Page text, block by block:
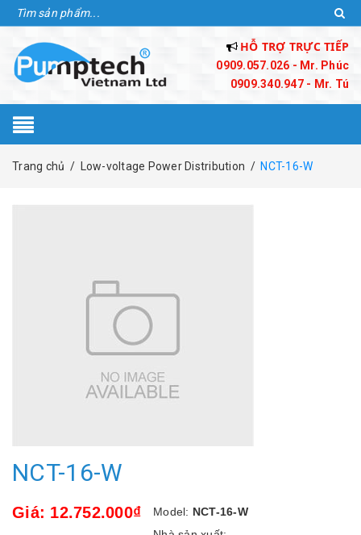
HỖ TRỢ TRỰC TIẾP
0909.057.026 - Mr. Phúc
0909.340.947 - Mr. Tú
Trang chủ / Low-voltage Power Distribution / NCT-16-W
NCT-16-W
Giá: 12.752.000₫ Model: NCT-16-W